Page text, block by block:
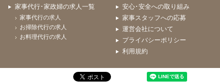
家事代行･家政婦の求人一覧
家事代行の求人
お掃除代行の求人
お料理代行の求人
安心･安全への取り組み
家事スタッフへの応募
運営会社について
プライバシーポリシー
利用規約